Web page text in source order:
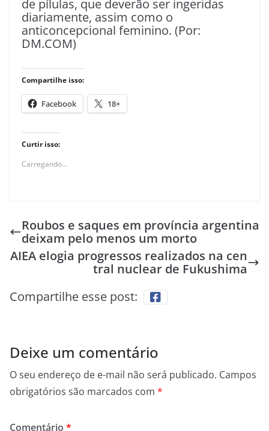
de pílulas, que deverão ser ingeridas
diariamente, assim como o
anticoncepcional feminino. (Por:
DM.COM)
Compartilhe isso:
Facebook 18+
Curtir isso:
Carregando...
Roubos e saques em província argentina
deixam pelo menos um morto
AIEA elogia progressos realizados na cen
tral nuclear de Fukushima
Compartilhe esse post:
Deixe um comentário
O seu endereço de e-mail não será publicado. Campos
obrigatórios são marcados com *
Comentário *